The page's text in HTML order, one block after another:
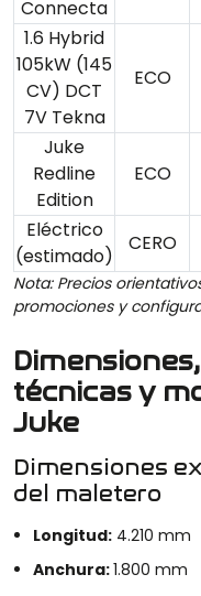
Connecta
1.6 Hybrid
105kW (145
CV) DCT
7V Tekna
ECO
Juke
Redline
Edition
ECO
Eléctrico
(estimado)
CERO
Nota: Precios
promociones y
técnicas y
Juke
Dimensiones
del maletero
Longitud: 4.210 mm
Anchura:1.800 mm